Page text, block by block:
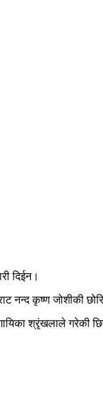
दिईन।
नन्द कृष्ण जोशीकी
श्रृंखलाले गरेकी